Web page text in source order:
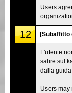
Users
12 [Subaffitto
L'utente
salire sul
dalla guida
Users